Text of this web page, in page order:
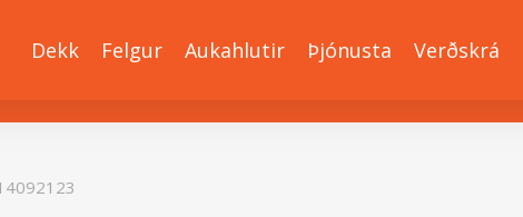
Dekk Felgur Aukahlutir Þjónusta Verðskrá